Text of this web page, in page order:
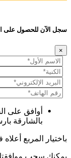
سجل الآن للحصول على
×
أوافق على
بالشارقة
باختيار المربع